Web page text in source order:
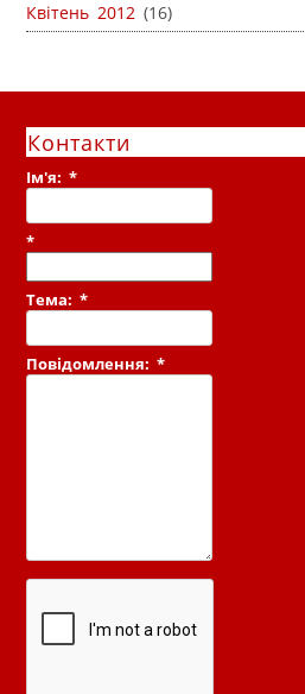
Квітень 2012 (16)
Контакти
Ім'я:*
*
Тема:*
Повідомлення:*